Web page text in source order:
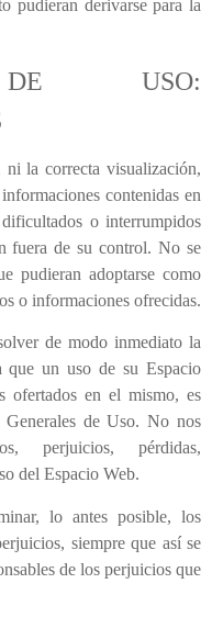
pudieran derivarse para la
DE USO:
ni la correcta visualización,
contenidas en
o interrumpidos
fuera de su control. No se
pudieran adoptarse como
o informaciones ofrecidas.
de modo inmediato la
que un uso de su Espacio
ofertados en el mismo, es
Generales de Uso. No nos
perjuicios, pérdidas,
del Espacio Web.
lo antes posible, los
siempre que así se
de los perjuicios que